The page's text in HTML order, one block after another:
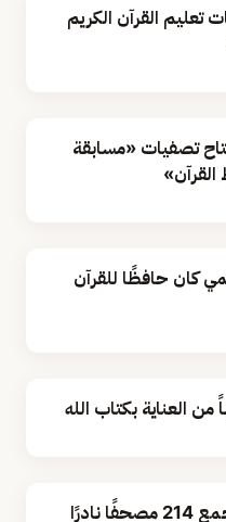
القرآن الكريم
تصفيات «مسابقة
كان حافظًا للقرآن